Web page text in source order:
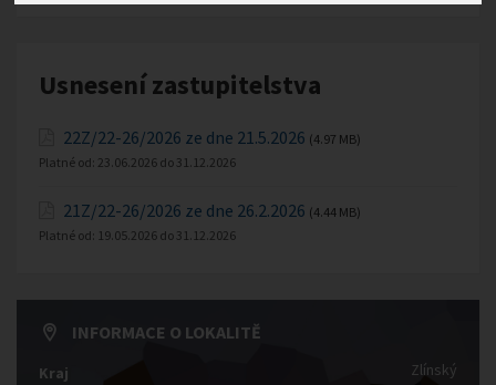
Usnesení zastupitelstva
22Z/22-26/2026 ze dne 21.5.2026 (4.97 MB)
Platné od: 23.06.2026 do 31.12.2026
21Z/22-26/2026 ze dne 26.2.2026 (4.44 MB)
Platné od: 19.05.2026 do 31.12.2026
INFORMACE O LOKALITĚ
Kraj Zlínský